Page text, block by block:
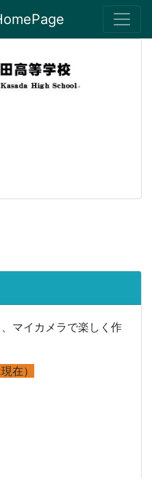
マイカメラで楽しく作
在）